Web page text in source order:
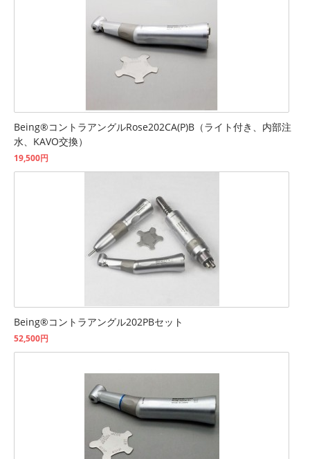
Being®コントラアングルRose202CA(P)B（ライト付き、内部注
水、KAVO交換）
19,500円
Being®コントラアングル202PBセット
52,500円